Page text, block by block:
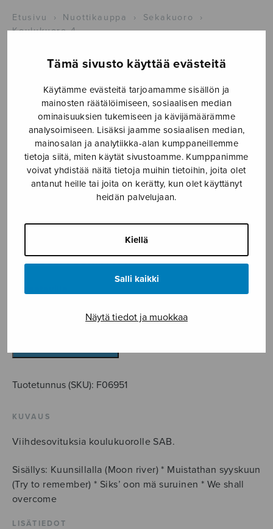
Tämä sivusto käyttää evästeitä
Käytämme evästeitä tarjoamamme sisällön ja
mainosten räätälöimiseen, sosiaalisen median
ominaisuuksien tukemiseen ja kävijämäärämme
analysoimiseen. Lisäksi jaamme sosiaalisen median,
mainosalan ja analytiikka-alan kumppaneillemme
tietoja siitä, miten käytät sivustoamme. Kumppanimme
voivat yhdistää näitä tietoja muihin tietoihin, joita olet
antanut heille tai joita on kerätty, kun olet käyttänyt
heidän palvelujaan.
Kiellä
Salli kaikki
Näytä tiedot ja muokkaa
Etusivu › Nuottikauppa › Sekakuoro
›
Koulukuoro 4
Koulukuoro 4
useita eri säveltäjiä
5,16€
TUOTE LOPPUUNMYYTY!
Tuotetunnus (SKU): F06951
KUVAUS
Viihdesovituksia koulukuorolle SAB.
Sisällys: Kuunsillalla (Moon river) * Muistathan syyskuun
(Try to remember) * Siks’ oon mä suruinen * We shall
overcome
LISÄTIEDOT